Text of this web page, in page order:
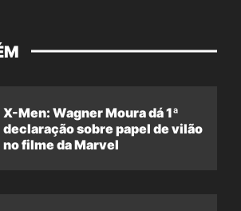
X-Men: Wagner Moura dá 1ª
declaração sobre papel de vilão
no filme da Marvel